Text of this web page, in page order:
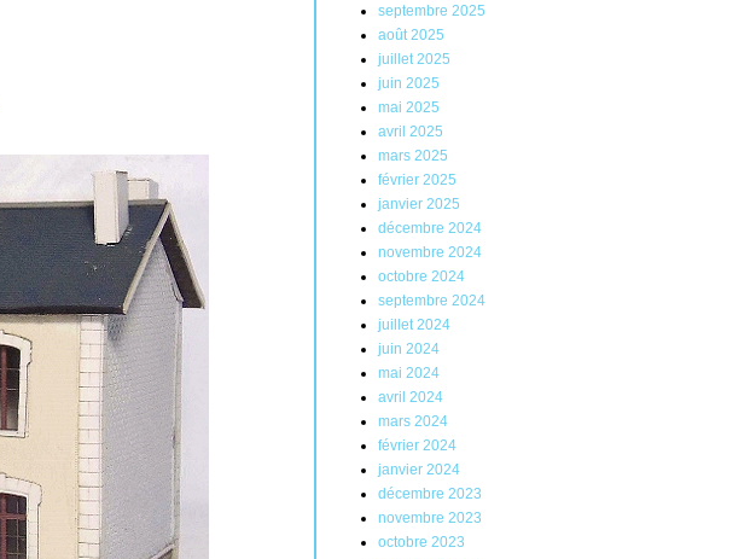
septembre 2025
août 2025
juillet 2025
juin 2025
mai 2025
avril 2025
mars 2025
février 2025
janvier 2025
décembre 2024
novembre 2024
octobre 2024
septembre 2024
juillet 2024
juin 2024
mai 2024
avril 2024
mars 2024
février 2024
janvier 2024
décembre 2023
novembre 2023
octobre 2023